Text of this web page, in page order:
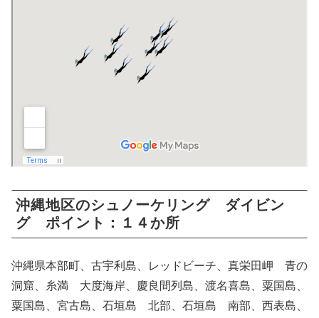
沖縄地区のシュノーケリング ダイビン
グ ポイント：１４か所
沖縄県本部町、古宇利島、レッドビーチ、真栄田岬 青の
洞窟、糸満 大度海岸、慶良間列島、渡名喜島、粟国島、
粟国島、宮古島、石垣島 北部、石垣島 南部、西表島、